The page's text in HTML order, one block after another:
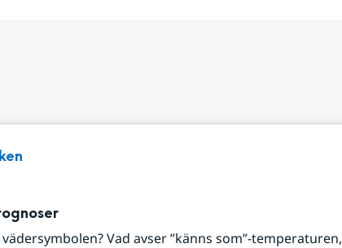
Vad avser ”känns som”-temperaturen,